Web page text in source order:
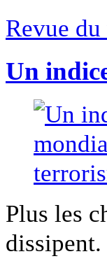
Revue du
Un
Plus les